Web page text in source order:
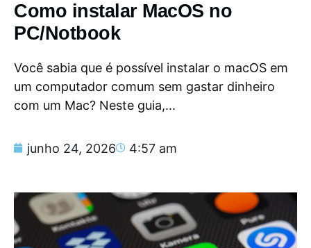
Como instalar MacOS no
PC/Notbook
Você sabia que é possível instalar o macOS em
um computador comum sem gastar dinheiro
com um Mac? Neste guia,...
junho 24, 2026 4:57 am